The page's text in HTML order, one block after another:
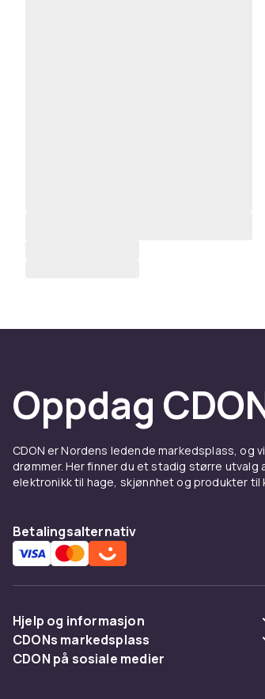
Oppdag
CDON er Nordens ledende markedsplass, og
drømmer. Her finner du et stadig større utvalg
elektronikk til hage, skjønnhet og produkter
Betalingsalternativ
Hjelp og informasjon
Vanlige spørsmål
CDONs markedsplass
Merchant Help Center
CDON på sosiale medier